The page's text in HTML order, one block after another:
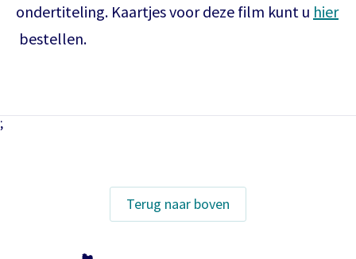
Onthoud gegevens
antwoord hierop krijgt u een verzoek
om de betaling te doen en zodra die
Meer info
ondertiteling. Kaartjes voor deze film kunt u hier
bestellen.
;
Terug naar boven